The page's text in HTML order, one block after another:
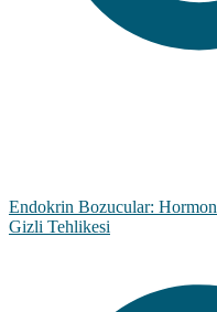
Endokrin Bozucular:
Gizli Tehlikesi